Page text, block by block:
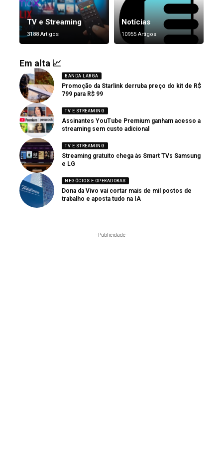
TV e Streaming
3188 Artigos
Notícias
10955 Artigos
Em alta 📈
BANDA LARGA
Promoção da Starlink derruba preço do kit de R$
799 para R$ 99
TV E STREAMING
Assinantes YouTube Premium ganham acesso a
streaming sem custo adicional
TV E STREAMING
Streaming gratuito chega às Smart TVs Samsung
e LG
NEGÓCIOS E OPERADORAS
Dona da Vivo vai cortar mais de mil postos de
trabalho e aposta tudo na IA
- Publicidade -